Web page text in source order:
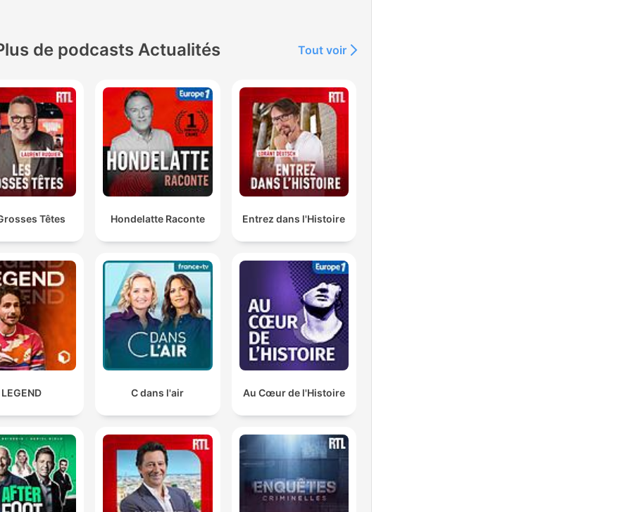
de podcasts Actualités Tout voir
Têtes Hondelatte Raconte Entrez dans l'Histoire
LEGEND C dans l'air Au Cœur de l'Histoire